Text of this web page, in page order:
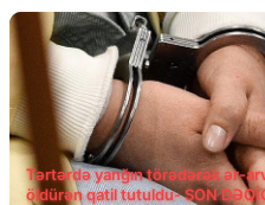
Tərtərdə yanğın törədərək ər-
öldürən qatil tutuldu- SON